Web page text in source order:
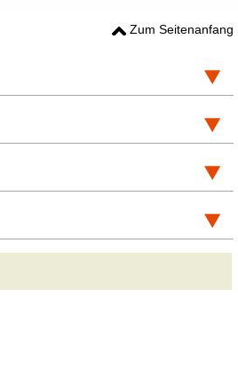
Zum Seitenanfang